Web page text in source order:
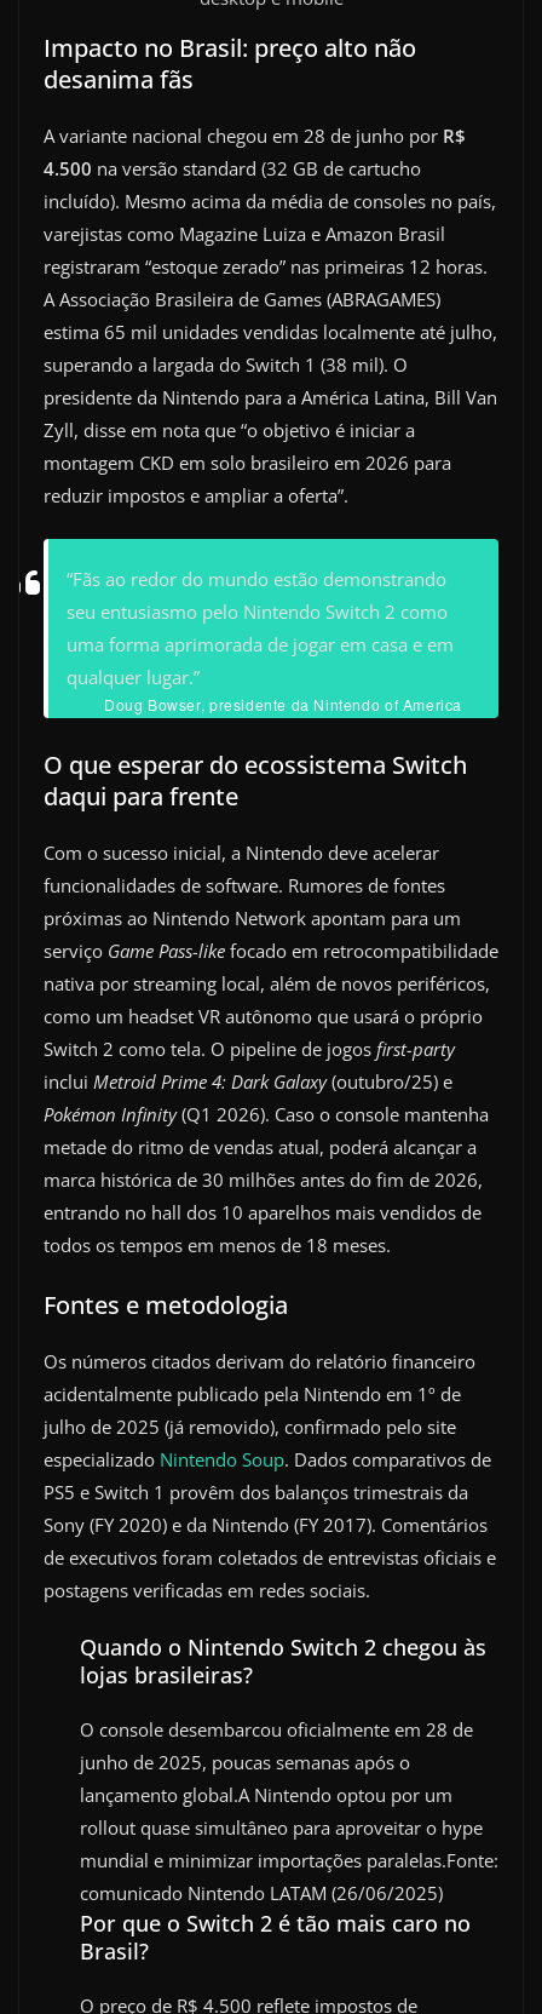
Impacto no Brasil: preço alto não
desanima fãs
A variante nacional chegou em 28 de junho por R$
4.500 na versão standard (32 GB de cartucho
incluído). Mesmo acima da média de consoles no país,
varejistas como Magazine Luiza e Amazon Brasil
registraram “estoque zerado” nas primeiras 12 horas.
A Associação Brasileira de Games (ABRAGAMES)
estima 65 mil unidades vendidas localmente até julho,
superando a largada do Switch 1 (38 mil). O
presidente da Nintendo para a América Latina, Bill Van
Zyll, disse em nota que “o objetivo é iniciar a
montagem CKD em solo brasileiro em 2026 para
reduzir impostos e ampliar a oferta”.
“Fãs ao redor do mundo estão demonstrando
seu entusiasmo pelo Nintendo Switch 2 como
uma forma aprimorada de jogar em casa e em
qualquer lugar.”
Doug Bowser, presidente da Nintendo of America
O que esperar do ecossistema Switch
daqui para frente
Com o sucesso inicial, a Nintendo deve acelerar
funcionalidades de software. Rumores de fontes
próximas ao Nintendo Network apontam para um
serviço Game Pass-like focado em retrocompatibilidade
nativa por streaming local, além de novos periféricos,
como um headset VR autônomo que usará o próprio
Switch 2 como tela. O pipeline de jogos first-party
inclui Metroid Prime 4: Dark Galaxy(outubro/25) e
Pokémon Infinity(Q1 2026). Caso o console mantenha
metade do ritmo de vendas atual, poderá alcançar a
marca histórica de 30 milhões antes do fim de 2026,
entrando no hall dos 10 aparelhos mais vendidos de
todos os tempos em menos de 18 meses.
Fontes e metodologia
Os números citados derivam do relatório financeiro
acidentalmente publicado pela Nintendo em 1º de
julho de 2025 (já removido), confirmado pelo site
especializado Nintendo Soup. Dados comparativos de
PS5 e Switch 1 provêm dos balanços trimestrais da
Sony (FY 2020) e da Nintendo (FY 2017). Comentários
de executivos foram coletados de entrevistas oficiais e
postagens verificadas em redes sociais.
Quando o Nintendo Switch 2 chegou às
lojas brasileiras?
O console desembarcou oficialmente em 28 de
junho de 2025, poucas semanas após o
lançamento global.A Nintendo optou por um
rollout quase simultâneo para aproveitar o hype
mundial e minimizar importações paralelas.Fonte:
comunicado Nintendo LATAM (26/06/2025)
Por que o Switch 2 é tão mais caro no
Brasil?
O preço de R$ 4.500 reflete impostos de